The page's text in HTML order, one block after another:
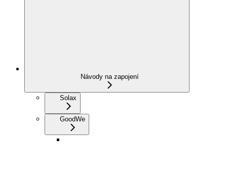
Návody na zapojení
Solax
GoodWe